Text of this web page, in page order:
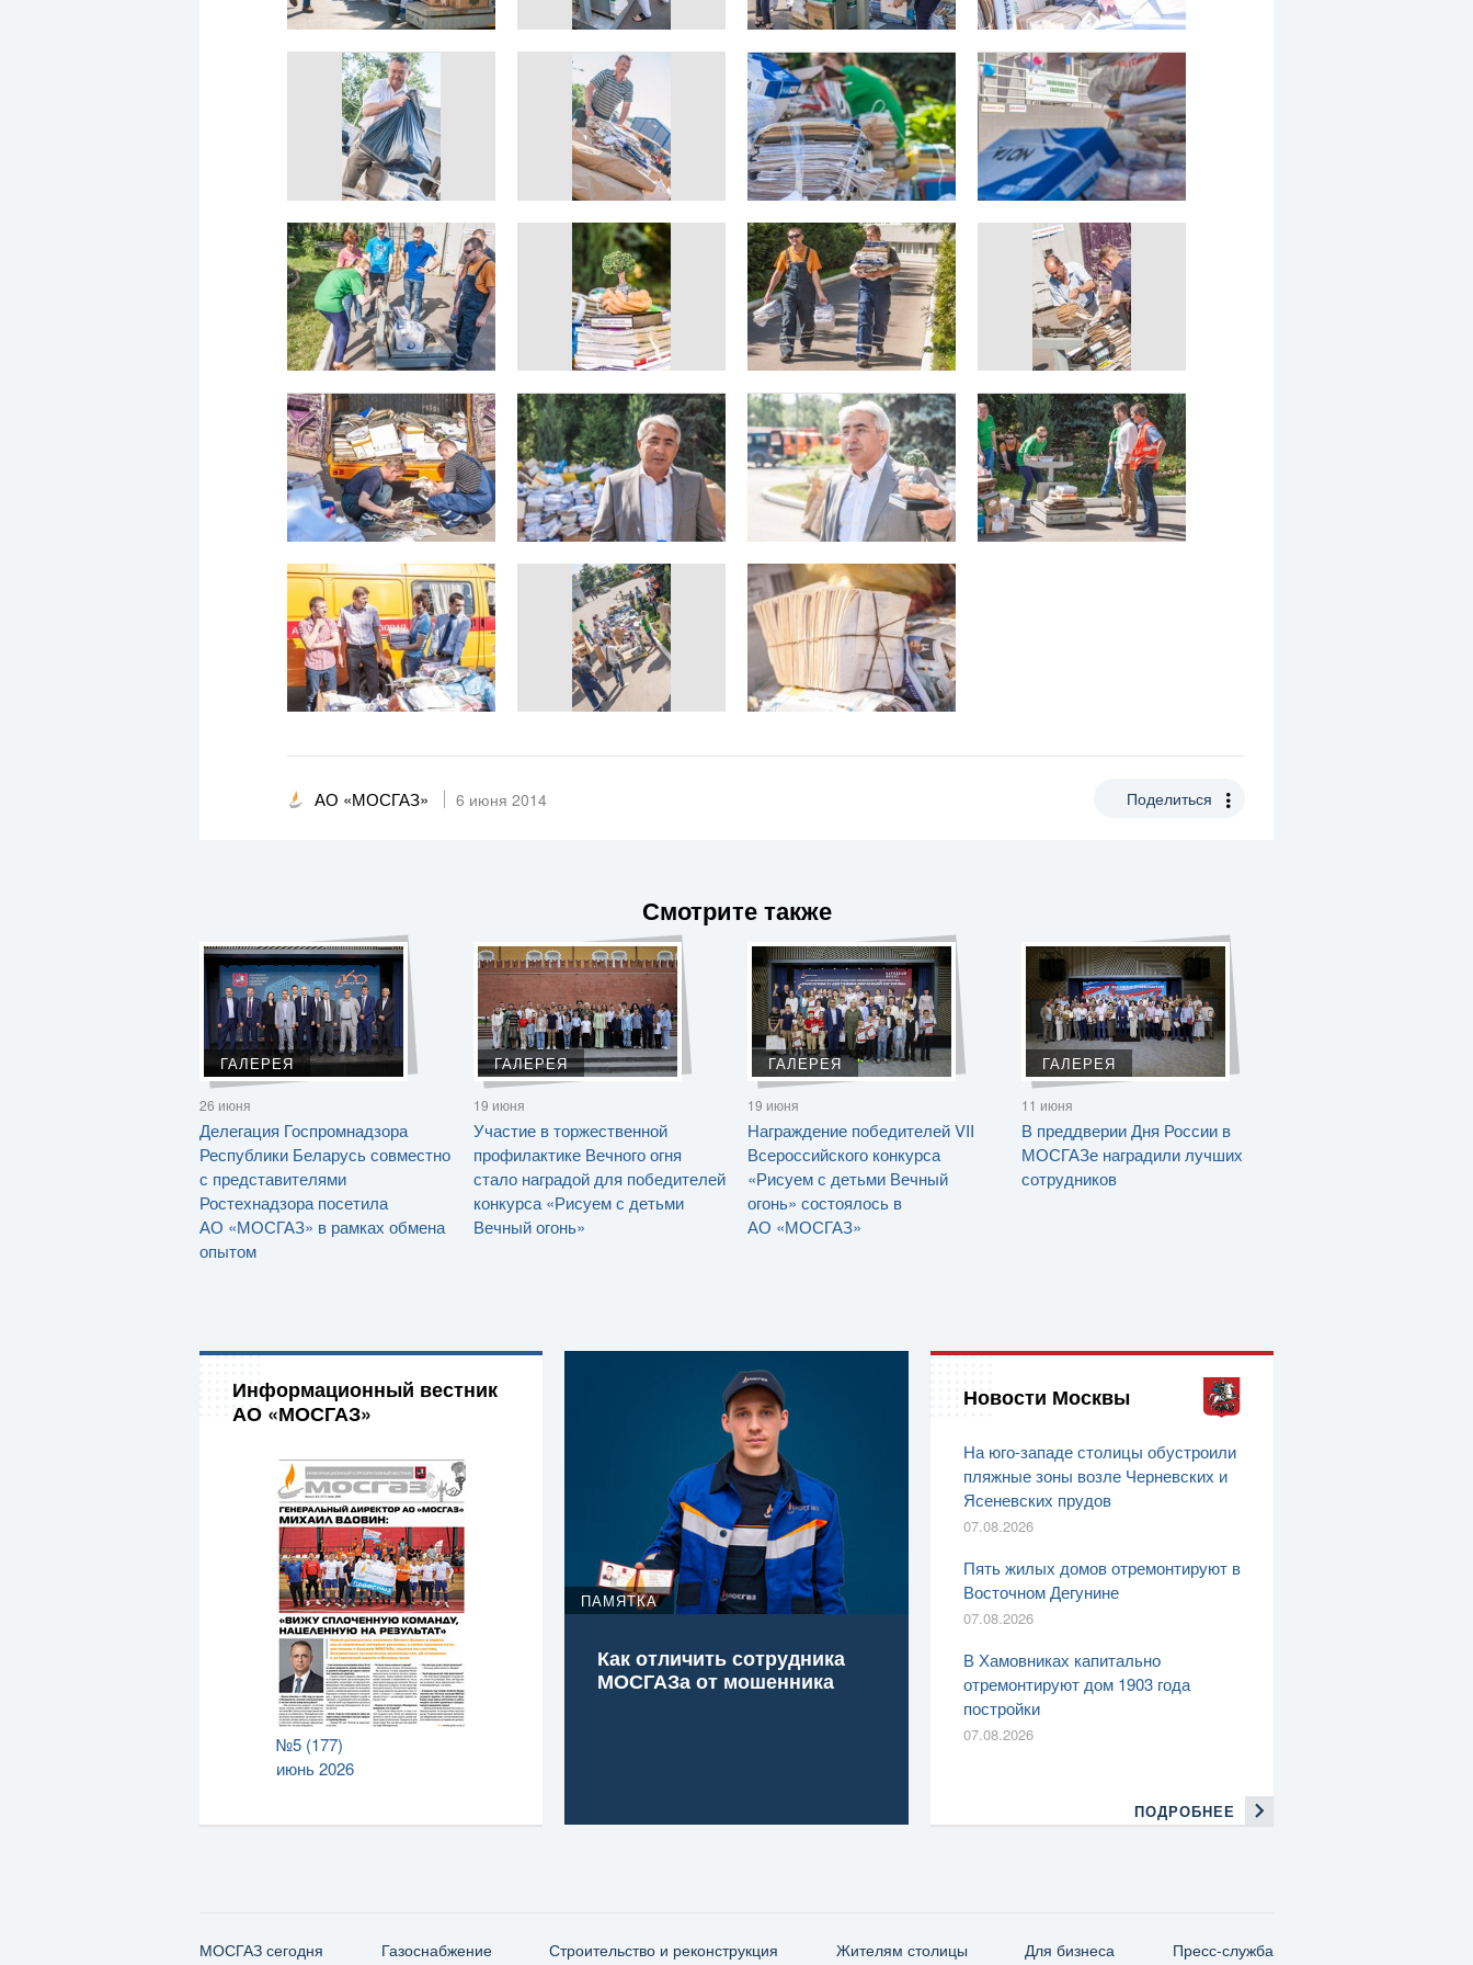
АО «МОСГАЗ» 6 июня 2014 Поделиться
Смотрите также
ГАЛЕРЕЯ
26 июня
Делегация Госпромнадзора
Республики Беларусь совместно
с представителями
Ростехнадзора посетила
АО «МОСГАЗ» в рамках обмена
опытом
ГАЛЕРЕЯ
19 июня
Участие в торжественной
профилактике Вечного огня
стало наградой для победителей
конкурса «Рисуем с детьми
Вечный огонь»
ГАЛЕРЕЯ
19 июня
Награждение победителей VII
Всероссийского конкурса
«Рисуем с детьми Вечный
огонь» состоялось в
АО «МОСГАЗ»
ГАЛЕРЕЯ
11 июня
В преддверии Дня России в
МОСГАЗе наградили лучших
сотрудников
Информационный вестник
АО «МОСГАЗ»
№5 (177)
июнь 2026
ПАМЯТКА
Как отличить сотрудника
МОСГАЗа от мошенника
Новости Москвы
На юго-западе столицы обустроили
пляжные зоны возле Черневских и
Ясеневских прудов
07.08.2026
Пять жилых домов отремонтируют в
Восточном Дегунине
07.08.2026
В Хамовниках капитально
отремонтируют дом 1903 года
постройки
07.08.2026
ПОДРОБНЕЕ
МОСГАЗ сегодня Газо­снабжение Строительство и реконструкция Жителям столицы Для бизнеса Пресс-служба